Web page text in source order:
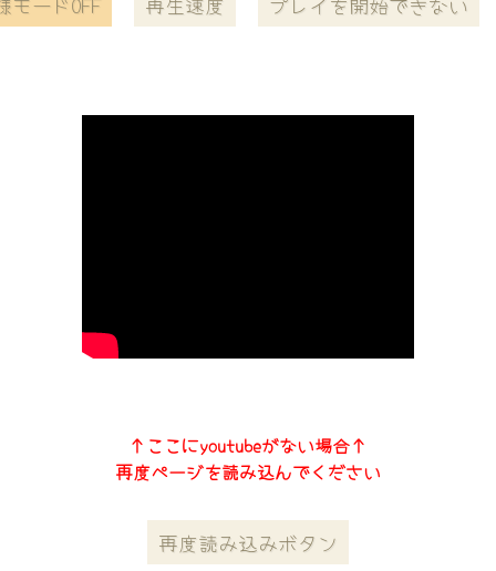
↑ここにyoutubeがない場合↑
再度ページを読み込んでください
再度読み込みボタン